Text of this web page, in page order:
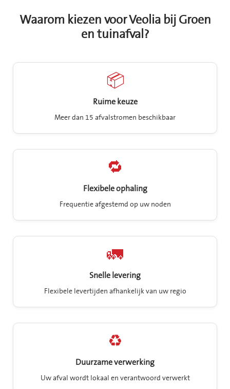
Waarom kiezen voor Veolia bij Groen
en tuinafval?
📦
Ruime keuze
Meer dan 15 afvalstromen beschikbaar
🔁
Flexibele ophaling
Frequentie afgestemd op uw noden
🚛
Snelle levering
Flexibele levertijden afhankelijk van uw regio
♻️
Duurzame verwerking
Uw afval wordt lokaal en verantwoord verwerkt